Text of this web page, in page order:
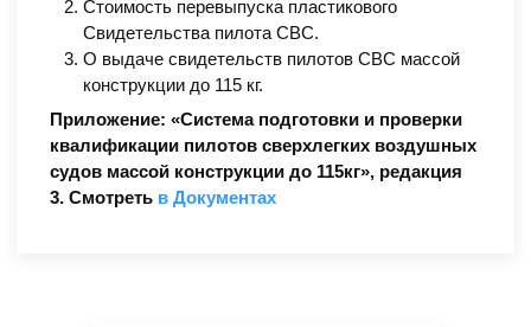
Стоимость перевыпуска пластикового
Свидетельства пилота СВС.
О выдаче свидетельств пилотов СВС массой
конструкции до 115 кг.
Приложение: «Система подготовки и проверки
квалификации пилотов сверхлегких воздушных
судов массой конструкции до 115кг», редакция
3. Смотреть в Документах